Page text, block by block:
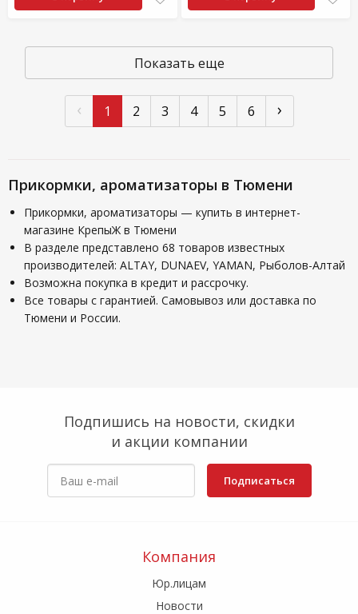
Показать еще
‹ 1 2 3 4 5 6 ›
Прикормки, ароматизаторы в Тюмени
Прикормки, ароматизаторы — купить в интернет-
магазине КрепыЖ в Тюмени
В разделе представлено 68 товаров известных
производителей: ALTAY, DUNAEV, YAMAN, Рыболов-Алтай
Возможна покупка в кредит и рассрочку.
Все товары с гарантией. Самовывоз или доставка по
Тюмени и России.
Подпишись на новости, скидки
и акции компании
Подписаться
Компания
Юр.лицам
Новости